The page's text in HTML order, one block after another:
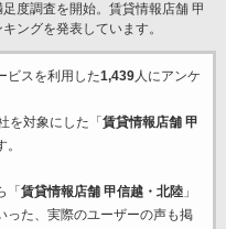
度調査を開始。賃貸情報店舗 甲
ングを発表しています。
ビスを利用した1,439人にアンケ
を対象にした「 賃貸情報店舗 甲
「 賃貸情報店舗 甲信越・北陸」
った、実際のユーザーの声も掲